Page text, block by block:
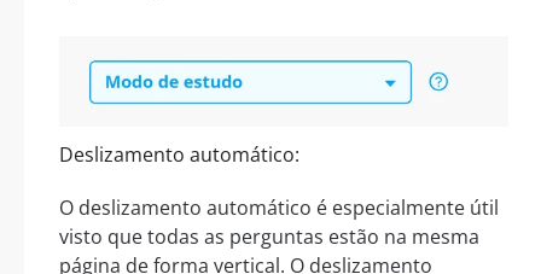
Deslizamento automático:
O deslizamento automático é especialmente útil
visto que todas as perguntas estão na mesma
página de forma vertical. O deslizamento